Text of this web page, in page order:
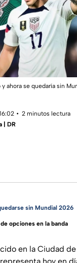
ahora se quedaría sin
2 minutos lectura
| DR
sin Mundial 2026
opciones en la banda
en la Ciudad de